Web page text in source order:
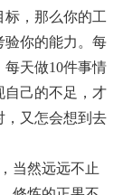
，那么你的工
验你的能力。每
天做10件事情
自己的不足，才
，又怎会想到去
当然远远不止